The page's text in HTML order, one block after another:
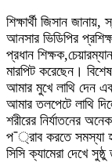
শিক্ষার্থী জিসান
আনসার ভিডিপির
প্রধান
মারপিট করেছেন।
আমার মুখে লাথি দেন
আমার তলপেটে লাথি
শরীরের নির্যাতনের
প¯্রাব করতে সমস্যা
সিসি ক্যামেরা দেখে